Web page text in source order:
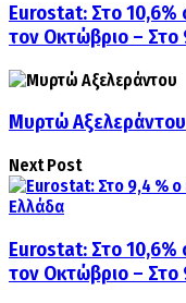
Eurostat: Στο
τον Οκτώβριο – Στο
Μυρτώ Αξελεράντου
Next Post
Eurostat: Στο
τον Οκτώβριο – Στο